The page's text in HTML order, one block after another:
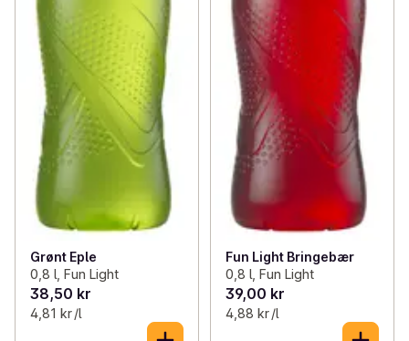
Grønt Eple
0,8 l, Fun Light
38,50 kr
4,81 kr /l
Fun Light Bringebær
0,8 l, Fun Light
39,00 kr
4,88 kr /l